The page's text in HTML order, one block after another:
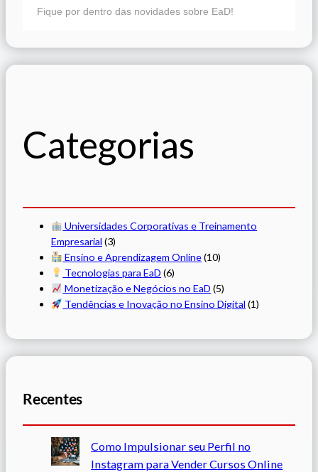
Fique por dentro das novidades sobre EaD!
Categorias
Universidades Corporativas e Treinamento
Empresarial (3)
Ensino e Aprendizagem Online(10)
Tecnologias para EaD (6)
Monetização e Negócios no EaD (5)
Tendências e Inovação no Ensino Digital (1)
Recentes
Como Impulsionar seu Perfil no
Instagram para Vender Cursos Online